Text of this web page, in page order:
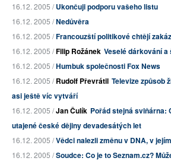
16.12. 2005 /Ukončuji podporu vašeho listu
16.12. 2005 /Nedůvěra
16.12. 2005 /Francouzští politikové chtějí
16.12. 2005 /Filip Rožánek Veselé dárkování
16.12. 2005 /Humbuk společnosti Fox News
16.12. 2005 /Rudolf Převrátil Televize způsob
asi ještě víc vytváří
16.12. 2005 /Jan Čulík Pořád stejná sviňárna:
utajené české dějiny devadesátých let
16.12. 2005 /Vědci nalezli změnu v DNA, v
16.12. 2005 /Soudce: Co je to Seznam.cz?